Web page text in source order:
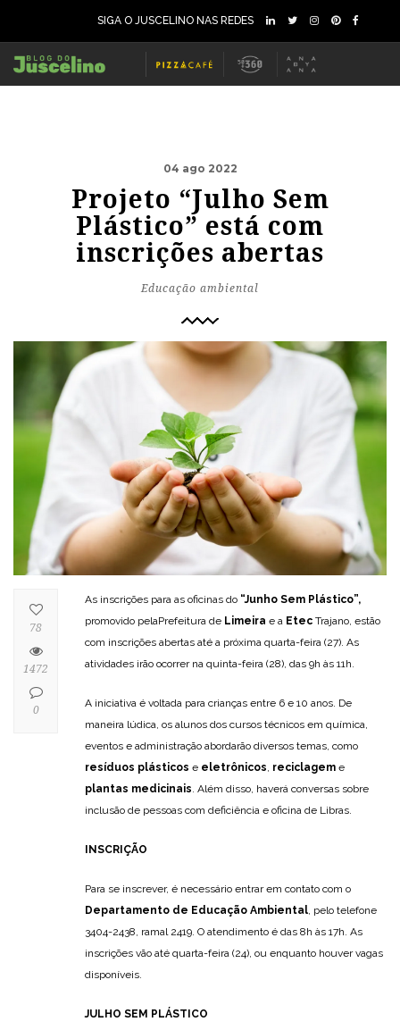
SIGA O JUSCELINO NAS REDES
04 ago 2022
Projeto “Julho Sem
Plástico” está com
inscrições abertas
Educação ambiental
As inscrições para as oficinas do “Junho Sem Plástico”,
promovido pelaPrefeitura de Limeira e a Etec Trajano, estão
com inscrições abertas até a próxima quarta-feira (27). As
atividades irão ocorrer na quinta-feira (28), das 9h às 11h.
A iniciativa é voltada para crianças entre 6 e 10 anos. De
maneira lúdica, os alunos dos cursos técnicos em química,
eventos e administração abordarão diversos temas, como
resíduos plásticos e eletrônicos, reciclagem e
plantas medicinais. Além disso, haverá conversas sobre
inclusão de pessoas com deficiência e oficina de Libras.
INSCRIÇÃO
Para se inscrever, é necessário entrar em contato com o
Departamento de Educação Ambiental, pelo telefone
3404-2438, ramal 2419. O atendimento é das 8h às 17h. As
inscrições vão até quarta-feira (24), ou enquanto houver vagas
disponíveis.
JULHO SEM PLÁSTICO
78
1472
0